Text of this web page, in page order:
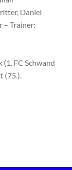
Daniel
– Trainer:
FC Schwand
(75.).